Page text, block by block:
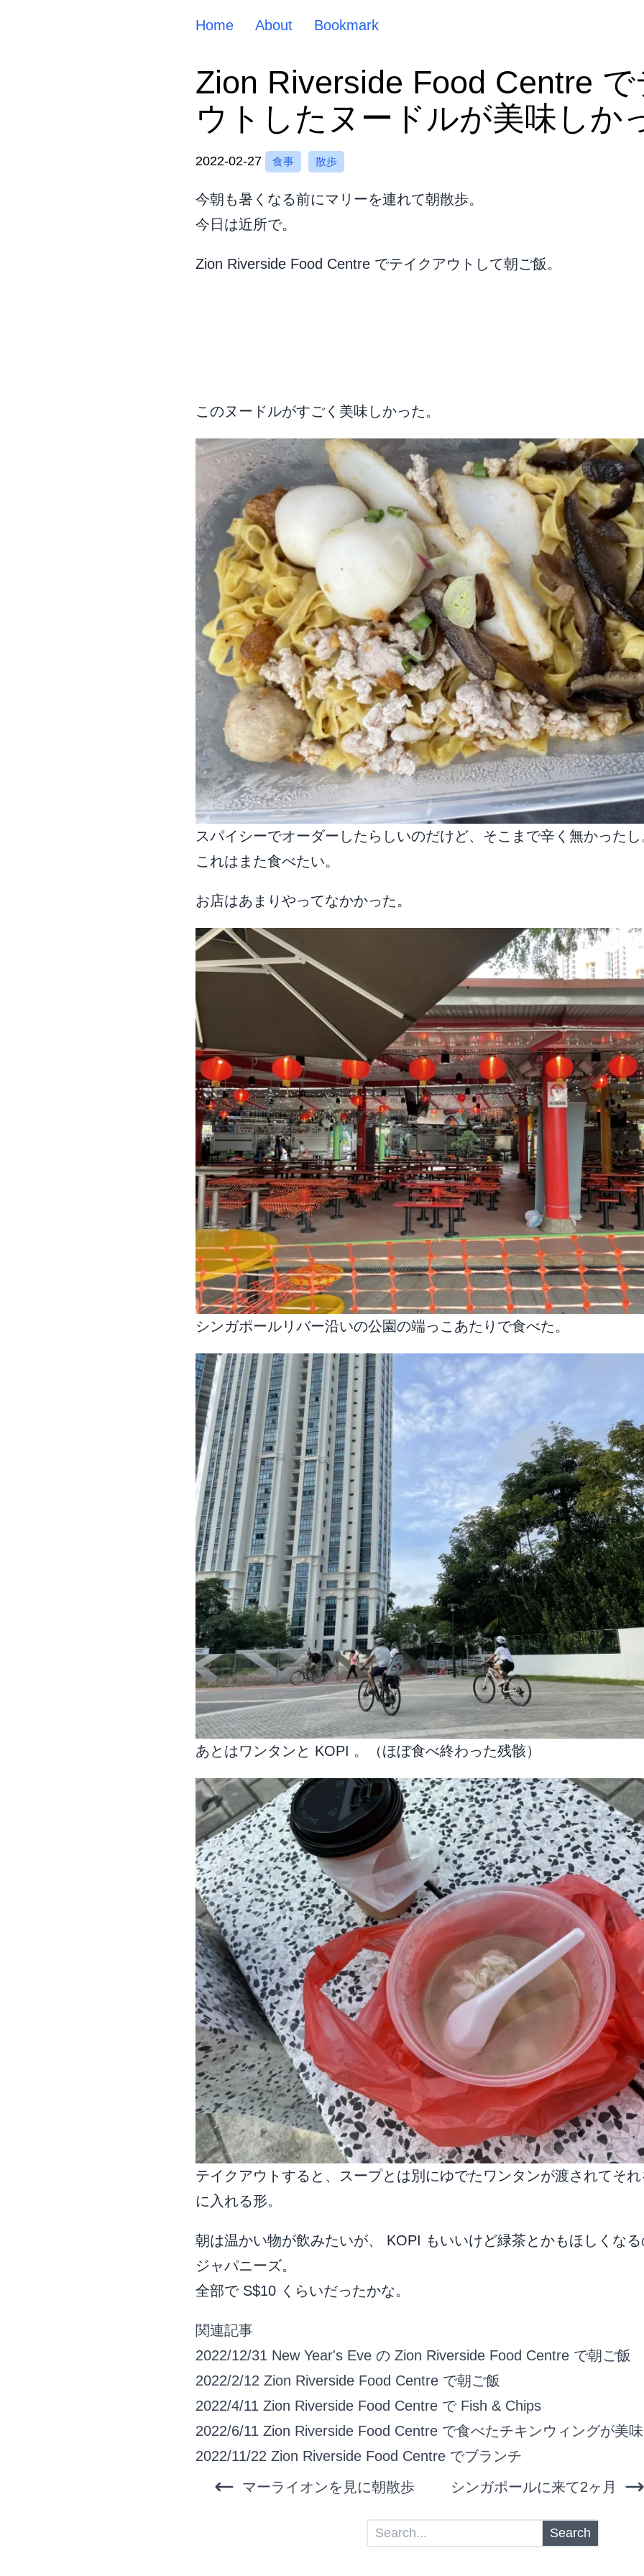
Home About Bookmark
Zion Riverside Food Centre
ウトしたヌードルが美味しか
2022-02-27 食事 散歩
今朝も暑くなる前にマリーを連れて朝散歩。
今日は近所で。
Zion Riverside Food Centre でテイクアウトして朝ご飯。
このヌードルがすごく美味しかった。
スパイシーでオーダーしたらしいのだけど、そこまで辛く無かったし
これはまた食べたい。
お店はあまりやってなかかった。
シンガポールリバー沿いの公園の端っこあたりで食べた。
あとはワンタンと KOPI 。（ほぼ食べ終わった残骸）
テイクアウトすると、スープとは別にゆでたワンタンが渡されてそ
に入れる形。
朝は温かい物が飲みたいが、 KOPI もいいけど緑茶とかもほしくな
ジャパニーズ。
全部で S$10 くらいだったかな。
関連記事
2022/12/31 New Year's Eve の Zion Riverside Food Centre で朝ご飯
2022/2/12 Zion Riverside Food Centre で朝ご飯
2022/4/11 Zion Riverside Food Centre で Fish & Chips
2022/6/11 Zion Riverside Food Centre で食べたチキンウィングが美
2022/11/22 Zion Riverside Food Centre でブランチ
マーライオンを見に朝散歩
シンガポールに来て2ヶ月
Search